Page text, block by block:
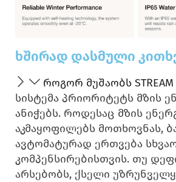
ხშირად დასმული
როგორ მუშაობს STREAM
სისტემა პრიორიტეტს მზის
ანიჭებს. როდესაც მზის
აკმაყოფილებს მოთხოვნას,
ავტომატურად ერთვება
კომპენსირებისთვის. თუ
არსებობს, ქსელი